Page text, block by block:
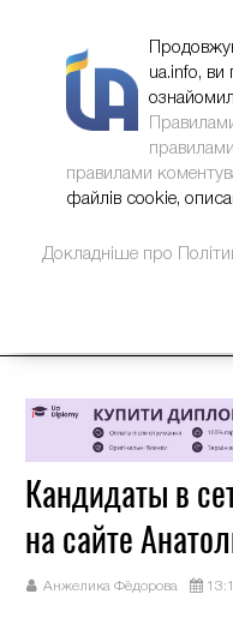
Кандидаты в
на сайте
Анжелика Фёдорова
ua.info, ви
правилами
файлів cookie,
Докладніше про